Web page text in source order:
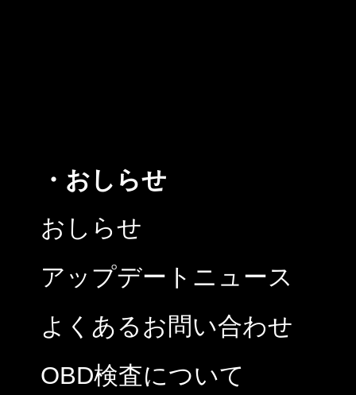
・おしらせ
おしらせ
アップデートニュース
よくあるお問い合わせ
OBD検査について